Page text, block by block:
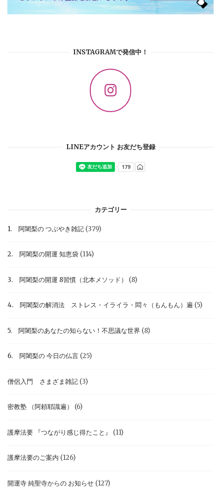
INSTAGRAMで発信中！
LINEアカウント お友だち登録
カテゴリー
1. 阿闍梨の つぶやき雑記 (379)
2. 阿闍梨の開運 知恵袋 (114)
3. 阿闍梨の開運 8習慣（北本メソッド） (8)
4. 阿闍梨の解消法 ストレス・イライラ・悶々（もんもん）遍 (5)
5. 阿闍梨のあなたの知らない！不思議な世界 (8)
6. 阿闍梨の 今日の仏言 (25)
僧侶入門 さまざま雑記 (3)
密教塾 （阿頼耶識遍） (6)
護摩法要 『つながり感じ得たこと』 (11)
護摩法要のご案内 (126)
開運寺 純聖寺からの お知らせ (127)